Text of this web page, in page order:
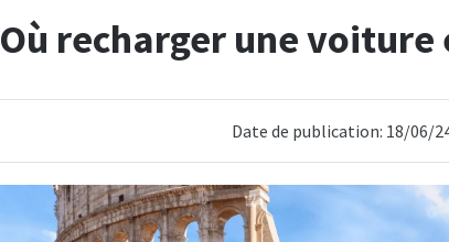
Où recharger une
Date de publication: 18/06/